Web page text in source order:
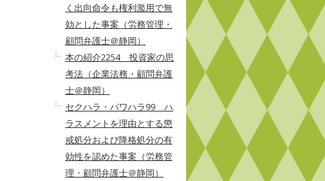
く出向命令も権利濫用で無
効とした事案（労務管理・
顧問弁護士＠静岡）
本の紹介2254 投資家の思
考法（企業法務・顧問弁護
士＠静岡）
セクハラ・パワハラ99 ハ
ラスメントを理由とする懲
戒処分および降格処分の有
効性を認めた事案（労務管
理・顧問弁護士＠静岡）